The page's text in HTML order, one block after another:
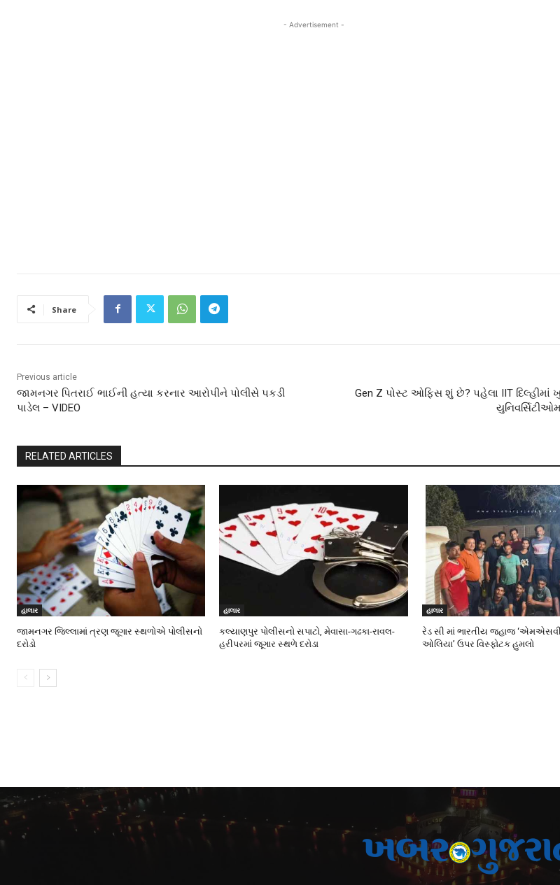
- Advertisement -
Share
Previous article
જામનગર પિતરાઈ ભાઈની હત્યા કરનાર આરોપીને પોલીસે પકડી
પાડેલ – VIDEO
Gen Z પોસ્ટ ઓફિસ શું છે? પહેલા IIT
RELATED ARTICLES
હાલાર
જામનગર જિલ્લામાં ત્રણ જૂગાર સ્થળોએ પોલીસનો
દરોડો
હાલાર
કલ્યાણપુર પોલીસનો સપાટો, મેવાસા-ગઢકા-રાવલ-
હરીપરમાં જૂગાર સ્થળે દરોડા
હાલાર
રેડ સી માં ભારતીય જહાજ
ઓલિયા’ ઉપર વિસ્ફોટક હુમલો